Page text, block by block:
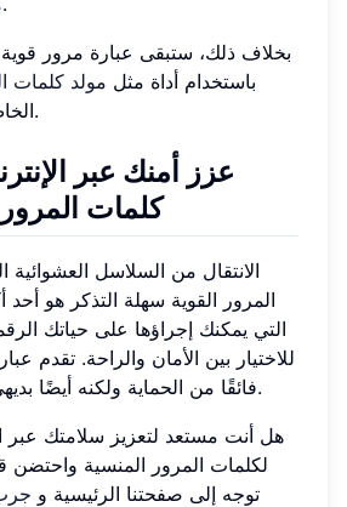
بخلاف ذلك، ستبقى عبارة مرور قوية
باستخدام أداة مثل مولد كلمات
الخاص بنا آمنة لسنوات.
عزز أمنك عبر
كلمات
الانتقال من السلاسل العشوائية
المرور القوية سهلة التذكر هو أحد
التي يمكنك إجراؤها على حياتك
للاختيار بين الأمان والراحة. تقدم
فائقًا من الحماية ولكنه أيضًا بديهي وسهل الاستخدام.
هل أنت مستعد لتعزيز سلامتك عبر
لكلمات المرور المنسية واحتضن
توجه إلى صفحتنا الرئيسية و